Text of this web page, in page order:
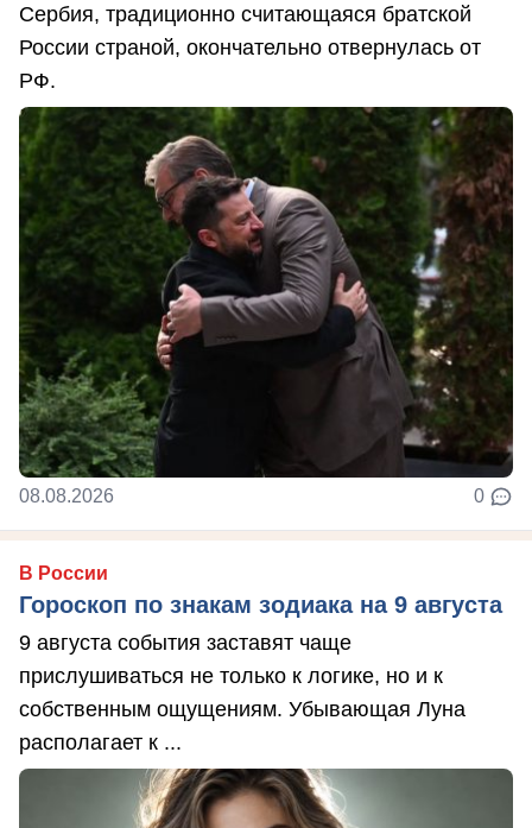
Сербия, традиционно считающаяся братской
России страной, окончательно отвернулась от
РФ.
08.08.2026 0
В России
Гороскоп по знакам зодиака на 9 августа
9 августа события заставят чаще
прислушиваться не только к логике, но и к
собственным ощущениям. Убывающая Луна
располагает к ...